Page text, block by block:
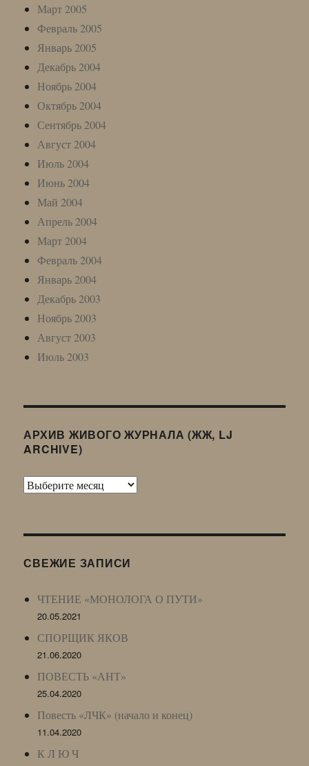
Март 2005
Февраль 2005
Январь 2005
Декабрь 2004
Ноябрь 2004
Октябрь 2004
Сентябрь 2004
Август 2004
Июль 2004
Июнь 2004
Май 2004
Апрель 2004
Март 2004
Февраль 2004
Январь 2004
Декабрь 2003
Ноябрь 2003
Август 2003
Июль 2003
АРХИВ ЖИВОГО ЖУРНАЛА (ЖЖ, LJ
ARCHIVE)
Архив
LJ
СВЕЖИЕ ЗАПИСИ
ЧТЕНИЕ «МОНОЛОГА О ПУТИ»
20.05.2021
СПОРЩИК ЯКОВ
21.06.2020
ПОВЕСТЬ «АНТ»
25.04.2020
Повесть «ЛЧК» (начало и конец)
11.04.2020
К Л Ю Ч